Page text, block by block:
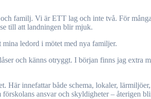
familj. Vi är ETT lag och inte två. För
till att landningen blir mjuk.
ledord i mötet med nya familjer.
och känns otryggt. I början finns jag extra
innefattar både schema, lokaler,
ansvar och skyldigheter – återigen